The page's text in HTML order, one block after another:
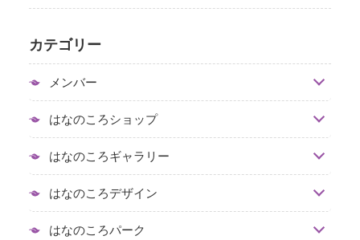
カテゴリー
メンバー
はなのころショップ
はなのころギャラリー
はなのころデザイン
はなのころパーク